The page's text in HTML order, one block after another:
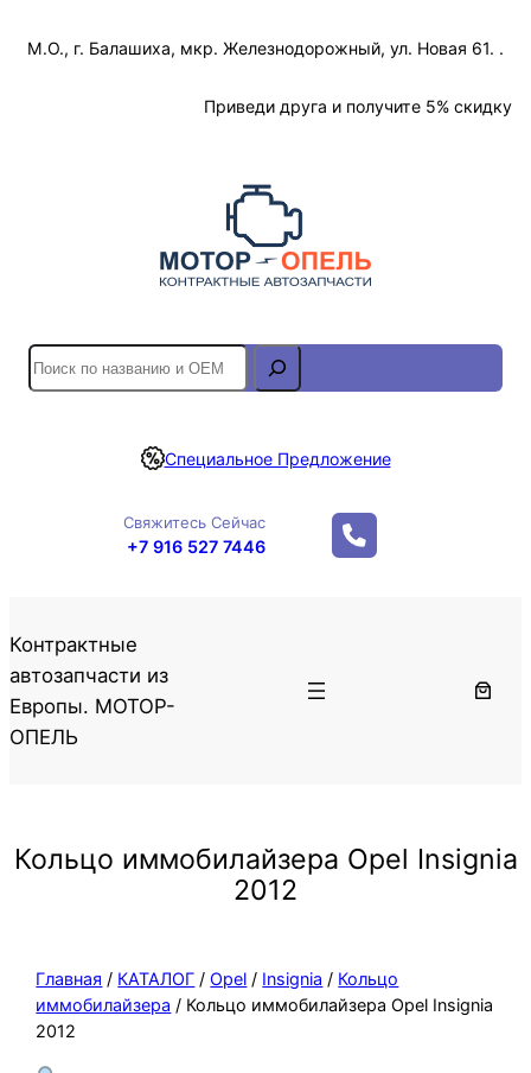
М.О., г. Балашиха, мкр. Железнодорожный, ул. Новая 61. .
Приведи друга и получите 5% скидку
S
e
r
Специальное Предложение
Свяжитесь Сейчас
+7 916 527 7446
Контрактные
автозапчасти из
Европы. МОТОР-
ОПЕЛЬ
Кольцо иммобилайзера Opel Insignia
2012
Главная / КАТАЛОГ /Opel / Insignia / Кольцо
иммобилайзера / Кольцо иммобилайзера Opel Insignia
2012